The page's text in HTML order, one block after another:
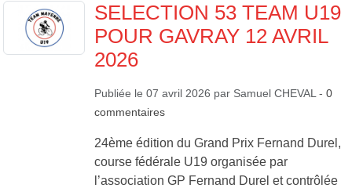
SELECTION 53 TEAM U19
POUR GAVRAY 12 AVRIL
2026
Publiée le 07 avril 2026 par Samuel CHEVAL - 0
commentaires
24ème édition du Grand Prix Fernand Durel,
course fédérale U19 organisée par
l’association GP Fernand Durel et contrôlée